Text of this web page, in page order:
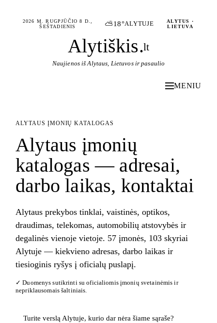
2026 M. RUGPJŪČIO 8 D.,
ŠEŠTADIENIS
⛅18°ALYTUJE
ALYTUS ·
LIETUVA
Alytiškis.lt
Naujienos iš Alytaus, Lietuvos ir pasaulio
MENIU
ALYTAUS ĮMONIŲ KATALOGAS
Alytaus įmonių
katalogas — adresai,
darbo laikas, kontaktai
Alytaus prekybos tinklai, vaistinės, optikos,
draudimas, telekomas, automobilių atstovybės ir
degalinės vienoje vietoje. 57 įmonės, 103 skyriai
Alytuje — kiekvieno adresas, darbo laikas ir
tiesioginis ryšys į oficialų puslapį.
✓ Duomenys sutikrinti su oficialiomis įmonių svetainėmis ir
nepriklausomais šaltiniais.
Turite verslą Alytuje, kurio dar nėra šiame sąraše?